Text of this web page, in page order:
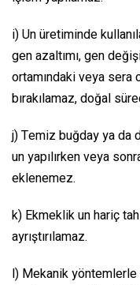
i) Un üretiminde
gen azaltımı, gen
ortamındaki veya sera
bırakılamaz, doğal
j) Temiz buğday ya da
un yapılırken veya
eklenemez.
k) Ekmeklik un hariç
ayrıştırılamaz.
l) Mekanik yöntemlerle